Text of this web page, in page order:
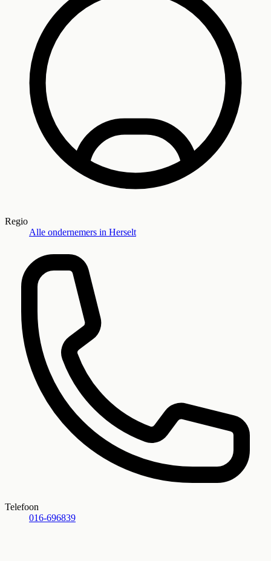
Regio
Alle ondernemers in Herselt
Telefoon
016-696839